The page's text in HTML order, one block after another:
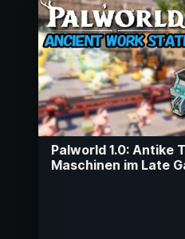
Palworld 1.0: Antike
Maschinen im Late